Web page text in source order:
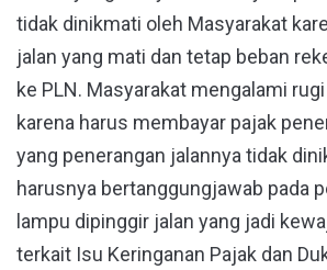
tidak dinikmati oleh Masyarakat
jalan yang mati dan tetap beban
ke PLN. Masyarakat mengalami
karena harus membayar pajak
yang penerangan jalannya tidak
harusnya bertanggungjawab pada
lampu dipinggir jalan yang jadi
terkait Isu Keringanan Pajak dan